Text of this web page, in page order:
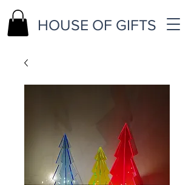
HOUSE OF GIFTS